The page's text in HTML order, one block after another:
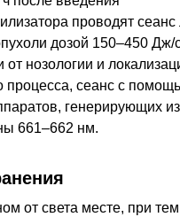
проводят сеанс
дозой 150–450 Дж/
от нозологии и
процесса, сеанс с
генерирующих
661–662 нм.
от света месте, при